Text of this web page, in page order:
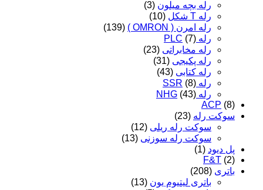
رله بچه میلون (3)
رله T شکل
(10)
رله امرن ( OMRON )
(139)
رله PLC (7)
رله مخابراتی (23)
رله پکیجی (31)
رله کتابی (43)
رله SSR (8)
رله NHG (43)
ACP (8)
سوکت رله (23)
سوکت رله ریلی (12)
سوکت رله سوزنی (13)
پل دیود (1)
F&T (2)
باتری (208)
باتری لیتیوم یون (13)